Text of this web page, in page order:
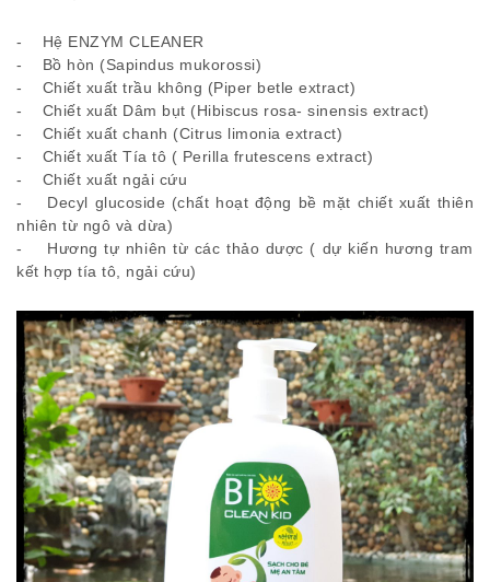
- Hệ ENZYM CLEANER
- Bồ hòn (Sapindus mukorossi)
- Chiết xuất trầu không (Piper betle extract)
- Chiết xuất Dâm bụt (Hibiscus rosa- sinensis extract)
- Chiết xuất chanh (Citrus limonia extract)
- Chiết xuất Tía tô ( Perilla frutescens extract)
- Chiết xuất ngải cứu
- Decyl glucoside (chất hoạt động bề mặt chiết xuất thiên
nhiên từ ngô và dừa)
- Hương tự nhiên từ các thảo dược ( dự kiến hương tram
kết hợp tía tô, ngải cứu)